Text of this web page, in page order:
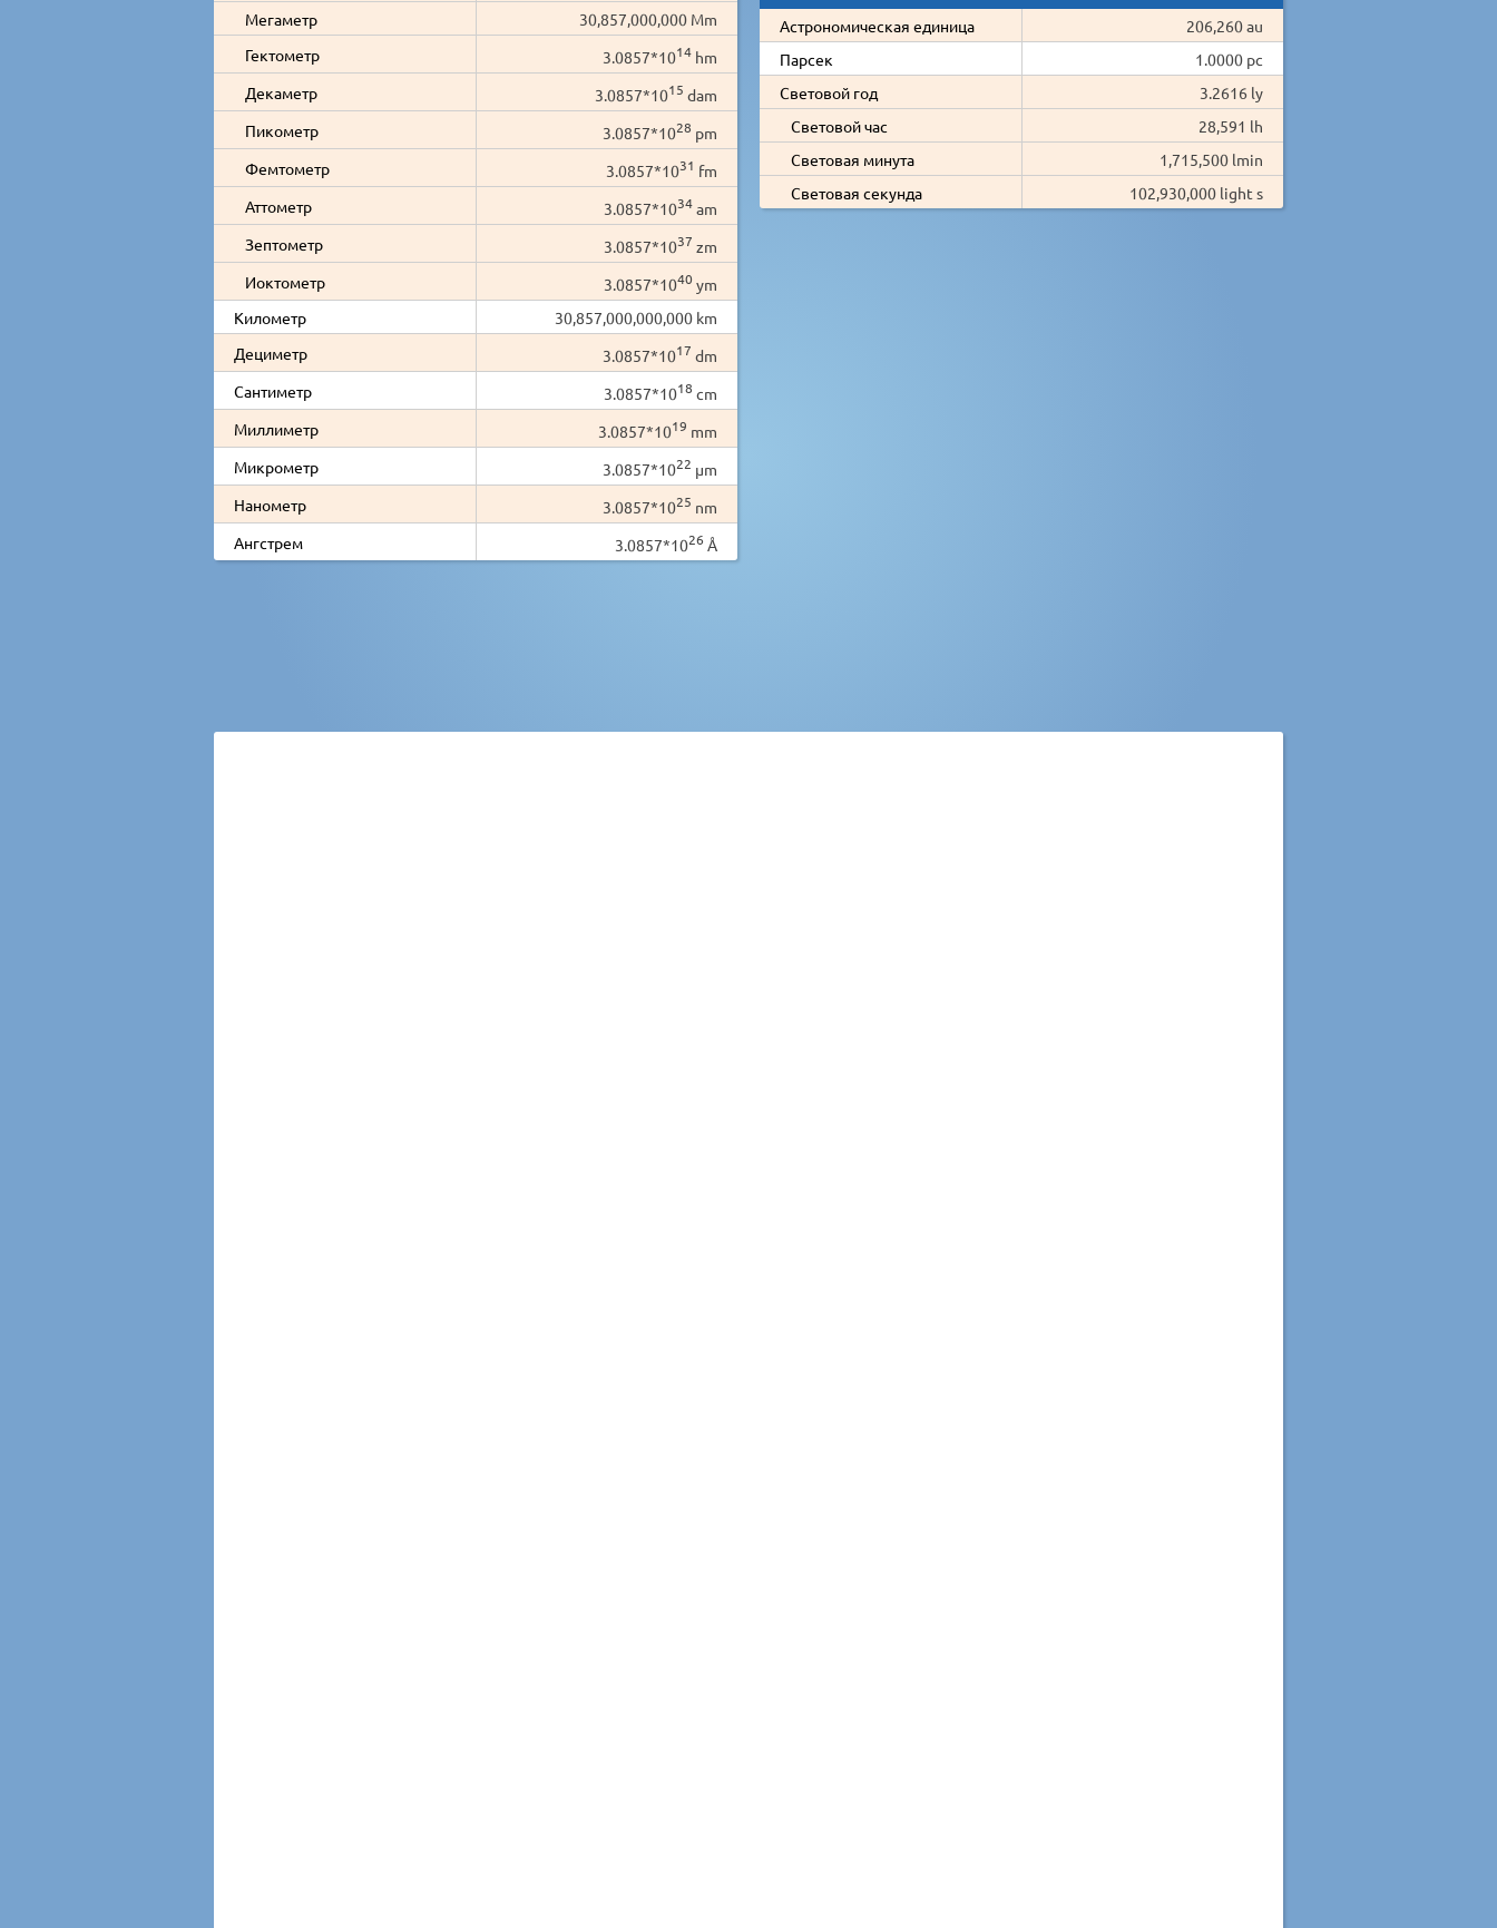
Мегаметр
30,857,000,000 Mm
Гектометр
3.0857*1014 hm
Декаметр
3.0857*1015 dam
Пикометр
3.0857*1028 pm
Фемтометр
3.0857*1031 fm
Аттометр
3.0857*1034am
Зептометр
3.0857*1037 zm
Иоктометр
3.0857*1040 ym
Километр
30,857,000,000,000 km
Дециметр
3.0857*1017 dm
Сантиметр
3.0857*1018 cm
Миллиметр
3.0857*1019 mm
Микрометр
3.0857*1022 µm
Нанометр
3.0857*1025 nm
Ангстрем
3.0857*1026 Å
Астрономическая единица
206,260 au
Парсек
1.0000 pc
Световой год
3.2616 ly
Световой час
28,591 lh
Световая минута
1,715,500 lmin
Световая секунда
102,930,000 light s